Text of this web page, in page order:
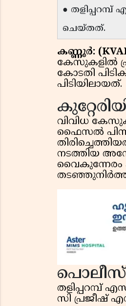
●
ചെയ്തത്.
കണ്ണൂർ:
കേസുകളിൽ
കോടതി
പിടിയിലായത്.
വിവിധ
ഫൈസൽ
നടത്തിയ
വൈകുന്നേരം
സി പ്രജീഷ്